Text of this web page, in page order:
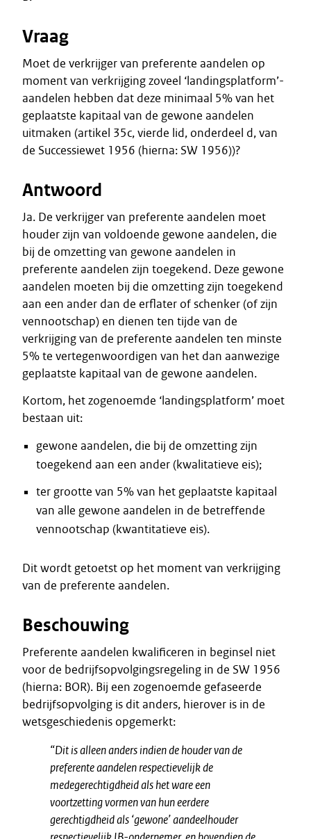
Vraag
Moet de verkrijger van preferente aandelen op
moment van verkrijging zoveel ‘landingsplatform’-
aandelen hebben dat deze minimaal 5% van het
geplaatste kapitaal van de gewone aandelen
uitmaken (artikel 35c, vierde lid, onderdeel d, van
de Successiewet 1956 (hierna: SW 1956))?
Antwoord
Ja. De verkrijger van preferente aandelen moet
houder zijn van voldoende gewone aandelen, die
bij de omzetting van gewone aandelen in
preferente aandelen zijn toegekend. Deze gewone
aandelen moeten bij die omzetting zijn toegekend
aan een ander dan de erflater of schenker (of zijn
vennootschap) en dienen ten tijde van de
verkrijging van de preferente aandelen ten minste
5% te vertegenwoordigen van het dan aanwezige
geplaatste kapitaal van de gewone aandelen.
Kortom, het zogenoemde ‘landingsplatform’ moet
bestaan uit:
gewone aandelen, die bij de omzetting zijn
toegekend aan een ander (kwalitatieve eis);
ter grootte van 5% van het geplaatste kapitaal
van alle gewone aandelen in de betreffende
vennootschap (kwantitatieve eis).
Dit wordt getoetst op het moment van verkrijging
van de preferente aandelen.
Beschouwing
Preferente aandelen kwalificeren in beginsel niet
voor de bedrijfsopvolgingsregeling in de SW 1956
(hierna: BOR). Bij een zogenoemde gefaseerde
bedrijfsopvolging is dit anders, hierover is in de
wetsgeschiedenis opgemerkt:
“Dit is alleen anders indien de houder van de
preferente aandelen respectievelijk de
medegerechtigdheid als het ware een
voortzetting vormen van hun eerdere
gerechtigdheid als ‘gewone’ aandeelhouder